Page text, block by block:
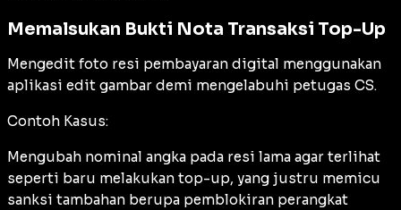
Memalsukan Bukti Nota Transaksi Top-Up
Mengedit foto resi pembayaran digital menggunakan
aplikasi edit gambar demi mengelabuhi petugas CS.
Contoh Kasus:
Mengubah nominal angka pada resi lama agar terlihat
seperti baru melakukan top-up, yang justru memicu
sanksi tambahan berupa pemblokiran perangkat